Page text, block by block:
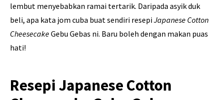
lembut menyebabkan ramai tertarik. Daripada asyik duk
beli, apa kata jom cuba buat sendiri resepiJapanese Cotton
CheesecakeGebu Gebas ni. Baru boleh dengan makan puas
hati!
Resepi Japanese Cotton